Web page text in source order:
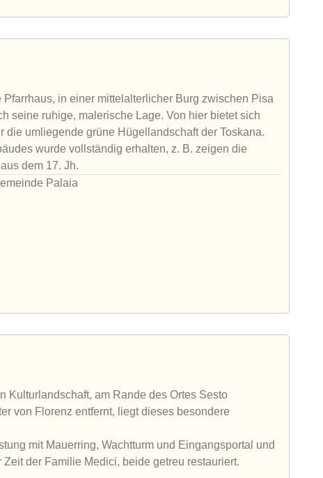
in einer mittelalterlicher Burg zwischen Pisa
seine ruhige, malerische Lage. Von hier bietet sich
die umliegende grüne Hügellandschaft der Toskana.
wurde vollständig erhalten, z. B. zeigen die
dem 17. Jh.
Palaia
Kulturlandschaft, am Rande des Ortes Sesto
von Florenz entfernt, liegt dieses besondere
mit Mauerring, Wachtturm und Eingangsportal und
der Familie Medici, beide getreu restauriert.